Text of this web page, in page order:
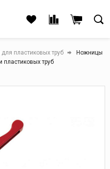
пластиковых труб
Ножницы
пластиковых труб